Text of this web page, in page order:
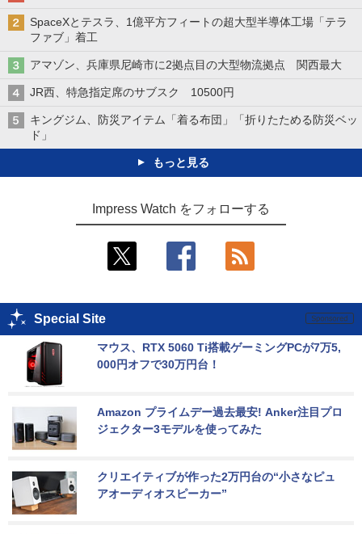
SpaceXとテスラ、1億平方フィートの超大型半導体工場「テラ
ファブ」着工
アマゾン、兵庫県尼崎市に2拠点目の大型物流拠点 関西最大
JR西、特急指定席のサブスク 10500円
キングジム、防災アイテム「着る布団」「折りたためる防災ベッ
ド」
もっと見る
Impress Watch をフォローする
Special Site
マウス、RTX 5060 Ti搭載ゲーミングPCが7万5,
000円オフで30万円台！
Amazon プライムデー過去最安! Anker注目プロ
ジェクター3モデルを使ってみた
クリエイティブが作った2万円台の“小さなピュ
アオーディオスピーカー”